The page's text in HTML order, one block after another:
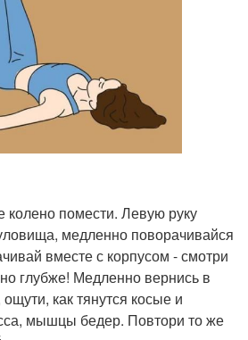
колено помести. Левую руку
медленно поворачивайся
вместе с корпусом - смотри
глубже! Медленно вернись в
как тянутся косые и
мышцы бедер. Повтори то же